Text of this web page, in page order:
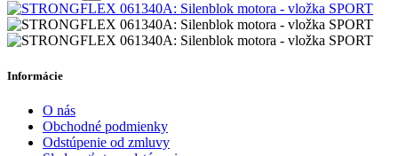
Informácie
O nás
Obchodné podmienky
Odstúpenie od zmluvy